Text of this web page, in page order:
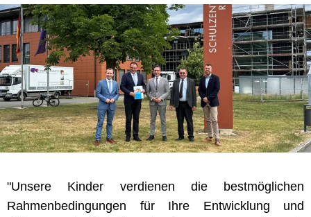
"Unsere Kinder verdienen die bestmöglichen
Rahmenbedingungen für Ihre Entwicklung und